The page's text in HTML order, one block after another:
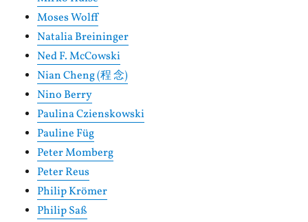
Moses Wolff
Natalia Breininger
Ned F. McCowski
Nian Cheng (程 念)
Nino Berry
Paulina Czienskowski
Pauline Füg
Peter Momberg
Peter Reus
Philip Krömer
Philip Saß